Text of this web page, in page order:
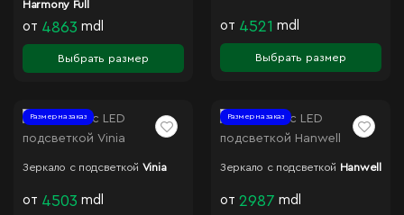
Harmony Full
от 4863 mdl
Выбрать размер
от 4521 mdl
Выбрать размер
Размер на заказ
Зеркало с подсветкой Vinia
от 4503 mdl
Размер на заказ
Зеркало с подсветкой Hanwell
от 2987 mdl